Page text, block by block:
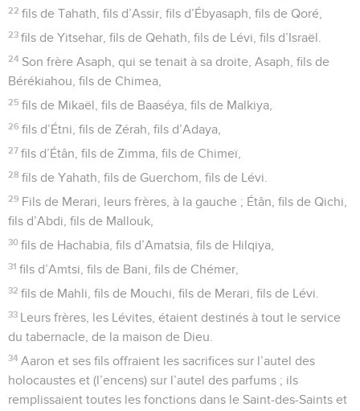
22 fils de Tahath, fils d’Assir, fils d’Ébyasaph, fils de Qoré,
23 fils de Yitsehar, fils de Qehath, fils de Lévi, fils d’Israël.
24 Son frère Asaph, qui se tenait à sa droite, Asaph, fils de
Bérékiahou, fils de Chimea,
25 fils de Mikaël, fils de Baaséya, fils de Malkiya,
26 fils d’Étni, fils de Zérah, fils d’Adaya,
27 fils d’Étân, fils de Zimma, fils de Chimeï,
28 fils de Yahath, fils de Guerchom, fils de Lévi.
29 Fils de Merari, leurs frères, à la gauche ; Étân, fils de Qichi,
fils d’Abdi, fils de Mallouk,
30 fils de Hachabia, fils d’Amatsia, fils de Hilqiya,
31 fils d’Amtsi, fils de Bani, fils de Chémer,
32 fils de Mahli, fils de Mouchi, fils de Merari, fils de Lévi.
33 Leurs frères, les Lévites, étaient destinés à tout le service
du tabernacle, de la maison de Dieu.
34 Aaron et ses fils offraient les sacrifices sur l’autel des
holocaustes et (l’encens) sur l’autel des parfums ; ils
remplissaient toutes les fonctions dans le Saint-des-Saints et